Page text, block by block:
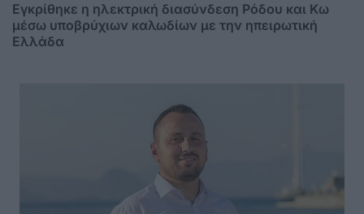
Εγκρίθηκε η ηλεκτρική διασύνδεση Ρόδου και Κω
μέσω υποβρύχιων καλωδίων με την ηπειρωτική
Ελλάδα